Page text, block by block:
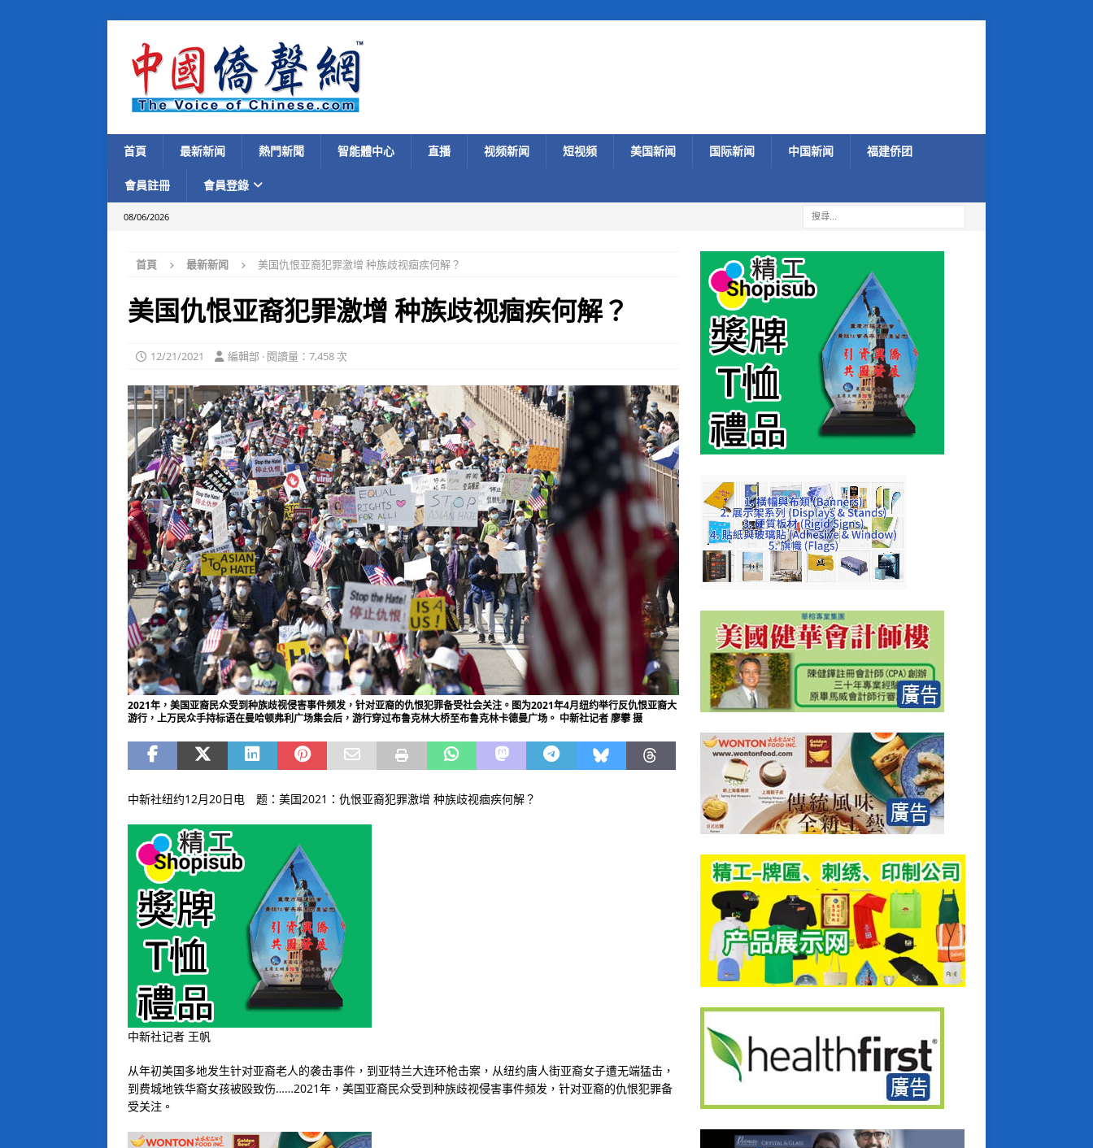
首頁 最新新闻 熱門新聞 智能體中心 直播 视频新闻 短视频 美国新闻 国际新闻 中国新闻 福建侨团
會員註冊 會員登錄
08/06/2026
首頁 最新新闻 美国仇恨亚裔犯罪激增 种族歧视痼疾何解？
美国仇恨亚裔犯罪激增 种族歧视痼疾何解？
12/21/2021 編輯部 · 閱讀量：7,458 次
2021年，美国亚裔民众受到种族歧视侵害事件频发，针对亚裔的仇恨犯罪备受社会关注。图为2021年4月纽约举行反仇恨亚裔大
游行，上万民众手持标语在曼哈顿弗利广场集会后，游行穿过布鲁克林大桥至布鲁克林卡德曼广场。 中新社记者 廖攀 摄
中新社纽约12月20日电 题：美国2021：仇恨亚裔犯罪激增 种族歧视痼疾何解？
中新社记者 王帆
从年初美国多地发生针对亚裔老人的袭击事件，到亚特兰大连环枪击案，从纽约唐人街亚裔女子遭无端猛击，
到费城地铁华裔女孩被殴致伤……2021年，美国亚裔民众受到种族歧视侵害事件频发，针对亚裔的仇恨犯罪备
受关注。